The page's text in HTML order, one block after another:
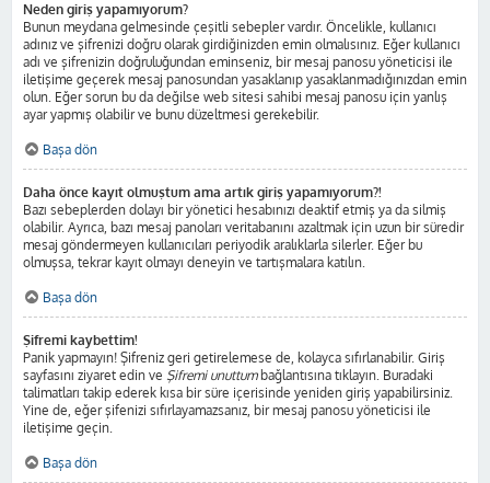
Neden giriş yapamıyorum?
Bunun meydana gelmesinde çeşitli sebepler vardır. Öncelikle, kullanıcı
adınız ve şifrenizi doğru olarak girdiğinizden emin olmalısınız. Eğer kullanıcı
adı ve şifrenizin doğruluğundan eminseniz, bir mesaj panosu yöneticisi ile
iletişime geçerek mesaj panosundan yasaklanıp yasaklanmadığınızdan emin
olun. Eğer sorun bu da değilse web sitesi sahibi mesaj panosu için yanlış
ayar yapmış olabilir ve bunu düzeltmesi gerekebilir.
Başa dön
Daha önce kayıt olmuştum ama artık giriş yapamıyorum?!
Bazı sebeplerden dolayı bir yönetici hesabınızı deaktif etmiş ya da silmiş
olabilir. Ayrıca, bazı mesaj panoları veritabanını azaltmak için uzun bir süredir
mesaj göndermeyen kullanıcıları periyodik aralıklarla silerler. Eğer bu
olmuşsa, tekrar kayıt olmayı deneyin ve tartışmalara katılın.
Başa dön
Şifremi kaybettim!
Panik yapmayın! Şifreniz geri getirelemese de, kolayca sıfırlanabilir. Giriş
sayfasını ziyaret edin ve Şifremi unuttumbağlantısına tıklayın. Buradaki
talimatları takip ederek kısa bir süre içerisinde yeniden giriş yapabilirsiniz.
Yine de, eğer şifenizi sıfırlayamazsanız, bir mesaj panosu yöneticisi ile
iletişime geçin.
Başa dön